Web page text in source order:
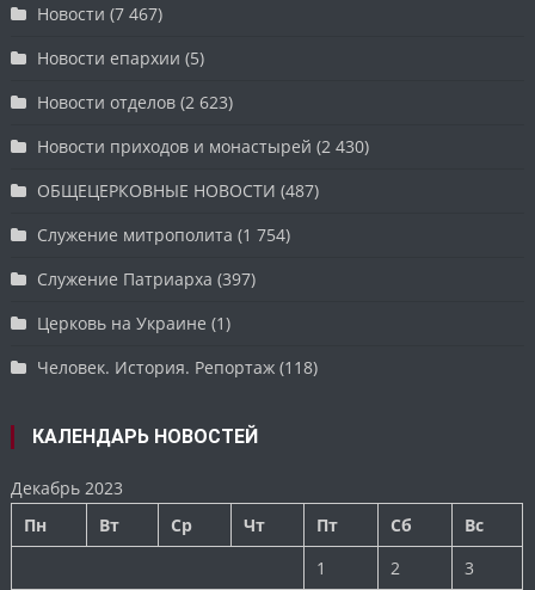
Новости (7 467)
Новости епархии (5)
Новости отделов (2 623)
Новости приходов и монастырей (2 430)
ОБЩЕЦЕРКОВНЫЕ НОВОСТИ (487)
Служение митрополита (1 754)
Служение Патриарха (397)
Церковь на Украине (1)
Человек. История. Репортаж (118)
КАЛЕНДАРЬ НОВОСТЕЙ
Декабрь 2023
Пн
Вт Ср Чт Пт Сб
Вс
1
2 3